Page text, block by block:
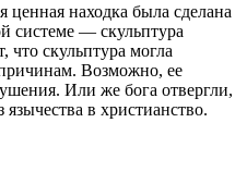
ценная находка была сделана
системе — скульптура
что скульптура могла
Возможно, ее
Или же бога отвергли,
в христианство.